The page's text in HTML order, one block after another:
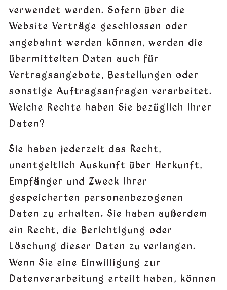
verwendet werden. Sofern über die
Website Verträge geschlossen oder
angebahnt werden können, werden die
übermittelten Daten auch für
Vertragsangebote, Bestellungen oder
sonstige Auftragsanfragen verarbeitet.
Welche Rechte haben Sie bezüglich Ihrer
Daten?
Sie haben jederzeit das Recht,
unentgeltlich Auskunft über Herkunft,
Empfänger und Zweck Ihrer
gespeicherten personenbezogenen
Daten zu erhalten. Sie haben außerdem
ein Recht, die Berichtigung oder
Löschung dieser Daten zu verlangen.
Wenn Sie eine Einwilligung zur
Datenverarbeitung erteilt haben, können